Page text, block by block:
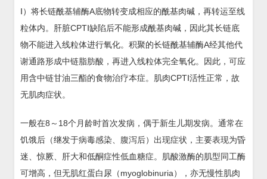
Ⅰ）将长链酰基辅酶A底物转变成相应的酰基肉碱，再转运至线
粒体内。肝脏CPTⅠ缺陷后不能形成酰基肉碱，因此其长链底
物不能进入线粒体进行氧化。积聚的长链酰基辅酶A经其他代
谢通路形成中链脂肪酸，再进入线粒体完全氧化。因此，可应
用含中链甘油三酯的食物治疗本症。肌肉CPTⅠ活性正常，故
无肌肉症状。
一般在8～18个月龄时首次发病，偶于新生儿期发病。通常在
饥饿后（继发于病毒感染、腹泻后）出现症状，主要表现为昏
迷、惊厥、肝大和低酮症性低血糖症。肌酸激酶的肌型同工酶
可增高，但无肌红蛋白尿（myoglobinuria），亦无慢性肌肉